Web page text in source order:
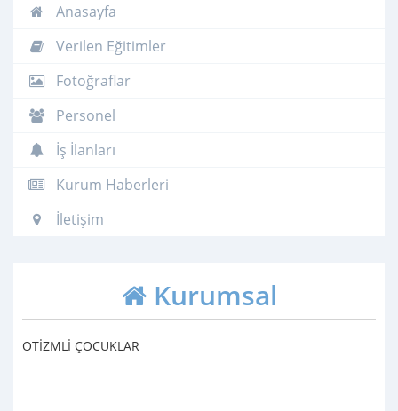
Anasayfa
Verilen Eğitimler
Fotoğraflar
Personel
İş İlanları
Kurum Haberleri
İletişim
Kurumsal
OTİZMLİ ÇOCUKLAR